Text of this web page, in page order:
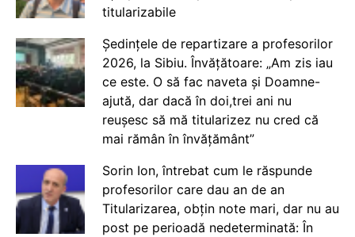
titularizabile
Ședințele de repartizare a profesorilor
2026, la Sibiu. Învățătoare: „Am zis iau
ce este. O să fac naveta și Doamne-
ajută, dar dacă în doi,trei ani nu
reușesc să mă titularizez nu cred că
mai rămân în învățământ”
Sorin Ion, întrebat cum le răspunde
profesorilor care dau an de an
Titularizarea, obțin note mari, dar nu au
post pe perioadă nedeterminată: În